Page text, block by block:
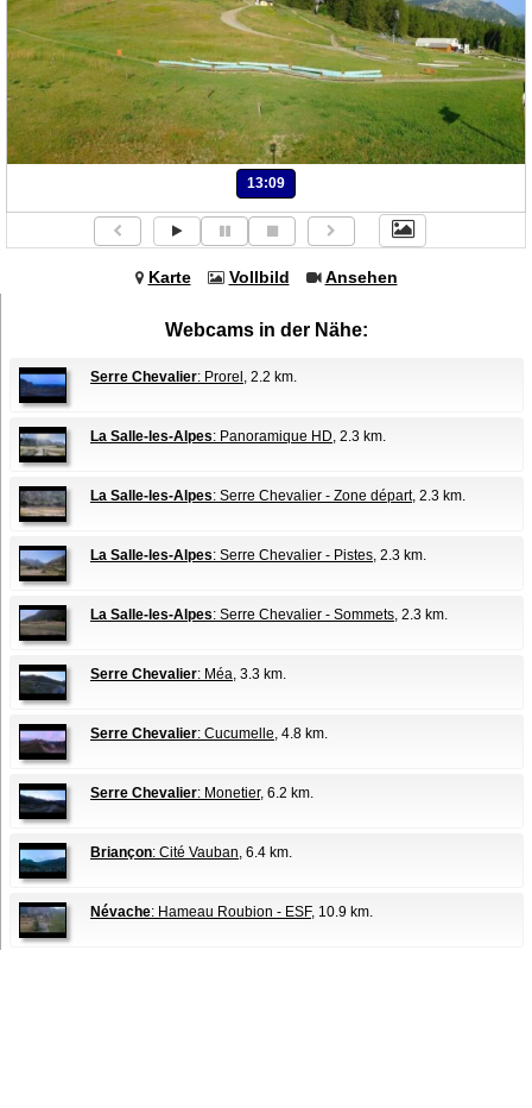
13:09
Karte Vollbild Ansehen
Webcams in der Nähe:
Serre Chevalier: Prorel , 2.2 km.
La Salle-les-Alpes: Panoramique HD, 2.3 km.
La Salle-les-Alpes: Serre Chevalier - Zone départ, 2.3 km.
La Salle-les-Alpes: Serre Chevalier - Pistes, 2.3 km.
La Salle-les-Alpes: Serre Chevalier - Sommets, 2.3 km.
Serre Chevalier: Méa, 3.3 km.
Serre Chevalier: Cucumelle, 4.8 km.
Serre Chevalier: Monetier, 6.2 km.
Briançon: Cité Vauban, 6.4 km.
Névache: Hameau Roubion - ESF, 10.9 km.